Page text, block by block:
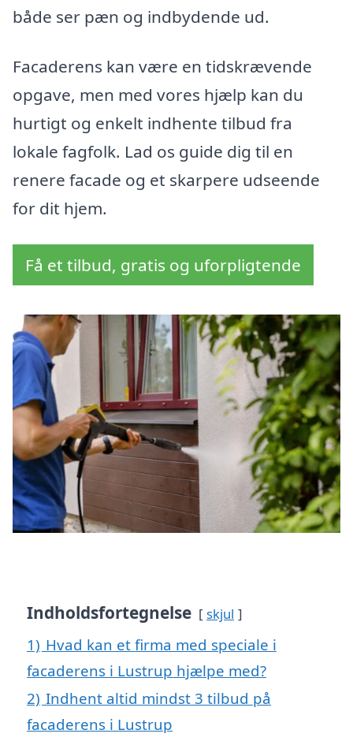
både ser pæn og indbydende ud.
Facaderens kan være en tidskrævende
opgave, men med vores hjælp kan du
hurtigt og enkelt indhente tilbud fra
lokale fagfolk. Lad os guide dig til en
renere facade og et skarpere udseende
for dit hjem.
Få et tilbud, gratis og uforpligtende
Indholdsfortegnelse skjul
1) Hvad kan et firma med speciale i
facaderens i Lustrup hjælpe med?
2) Indhent altid mindst 3 tilbud på
facaderens i Lustrup